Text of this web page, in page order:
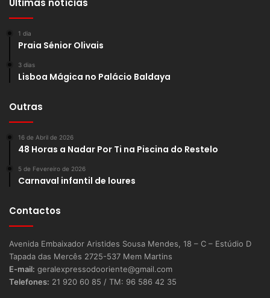
Últimas notícias
1 dia
Praia Sénior Olivais
3 dias
Lisboa Mágica no Palácio Baldaya
Outras
16 de Abril de 2026
48 Horas a Nadar Por Ti na Piscina do Restelo
5 de Fevereiro de 2026
Carnaval infantil de loures
Contactos
Avenida Embaixador Aristides Sousa Mendes, 18 – C – Estúdio D
Tapada das Mercês 2725-537 Mem Martins
E-mail: geralexpressodooriente@gmail.com
Telefones: 21 920 60 85 / TM: 96 586 42 35